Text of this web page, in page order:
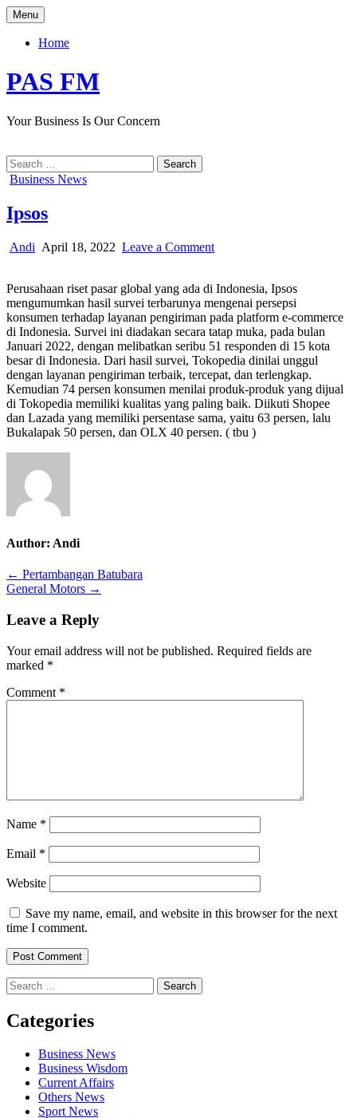
Skip
to
content
Menu
Home
PAS FM
Your Business Is Our Concern
Search
for:
Posted
Business News
Ipsos
Author:
Andi
Published
April 18, 2022 Leave a Commenton
Perusahaan riset pasar global yang ada di Indonesia, Ipsos
mengumumkan hasil survei terbarunya mengenai persepsi
konsumen terhadap layanan pengiriman pada platform e-commerce
di Indonesia. Survei ini diadakan secara tatap muka, pada bulan
Januari 2022, dengan melibatkan seribu 51 responden di 15 kota
besar di Indonesia. Dari hasil survei, Tokopedia dinilai unggul
dengan layanan pengiriman terbaik, tercepat, dan terlengkap.
Kemudian 74 persen konsumen menilai produk-produk yang dijual
di Tokopedia memiliki kualitas yang paling baik. Diikuti Shopee
dan Lazada yang memiliki persentase sama, yaitu 63 persen, lalu
Bukalapak 50 persen, dan OLX 40 persen. ( tbu )
Author: Andi
Post
navigation
← Pertambangan Batubara
General Motors →
Leave a Reply
Your email address will not be published. Required fields are
marked *
Comment *
Name *
Email *
Website
Save my name, email, and website in this browser for the next
time I comment.
Search
for:
Categories
Business News
Business Wisdom
Current Affairs
Others News
Sport News